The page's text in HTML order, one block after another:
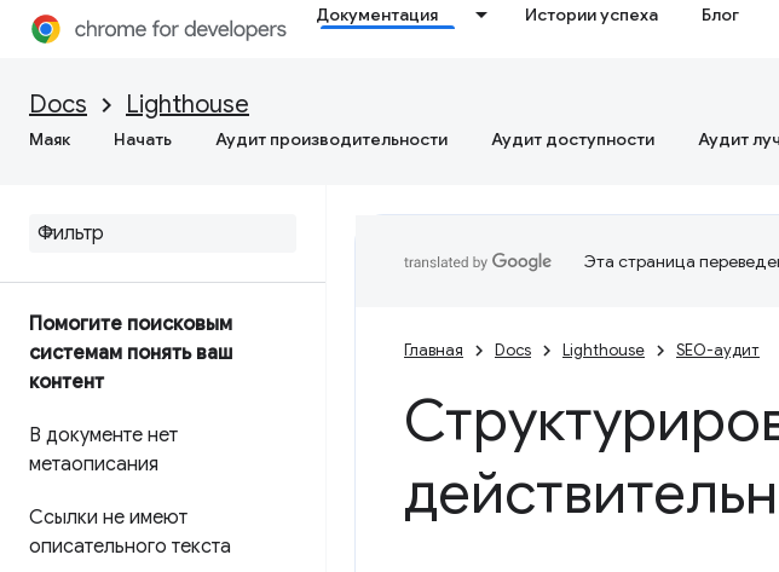
Документация Истории успеха Блог
Docs Lighthouse
Маяк Начать Аудит производительности Аудит доступности Аудит
Помогите поисковым
системам понять ваш
контент
В документе нет
метаописания
Ссылки не имеют
описательного текста
Эта страница
Главная Docs Lighthouse SEO-аудит